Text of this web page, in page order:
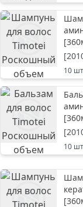
[
[
10
[
[
10
[